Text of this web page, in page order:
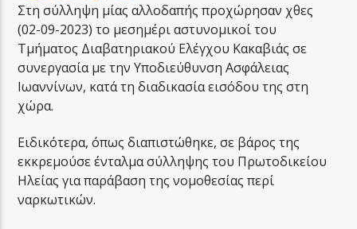
LA FAMIGLIA ΝΗΣΙΩΤΙΚΑ
Στη σύλληψη μίας αλλοδαπής προχώρησαν χθες
(02-09-2023) το μεσημέρι αστυνομικοί του
Τμήματος Διαβατηριακού Ελέγχου Κακαβιάς σε
συνεργασία με την Υποδιεύθυνση Ασφάλειας
Ιωαννίνων, κατά τη διαδικασία εισόδου της στη
χώρα.
Ειδικότερα, όπως διαπιστώθηκε, σε βάρος της
εκκρεμούσε ένταλμα σύλληψης του Πρωτοδικείου
Ηλείας για παράβαση της νομοθεσίας περί
ναρκωτικών.